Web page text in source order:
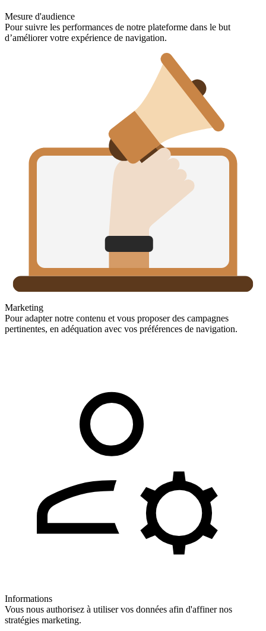
Mesure d'audience
Pour suivre les performances de notre plateforme dans le but
d’améliorer votre expérience de navigation.
Marketing
Pour adapter notre contenu et vous proposer des campagnes
pertinentes, en adéquation avec vos préférences de navigation.
Informations
Vous nous authorisez à utiliser vos données afin d'affiner nos
stratégies marketing.